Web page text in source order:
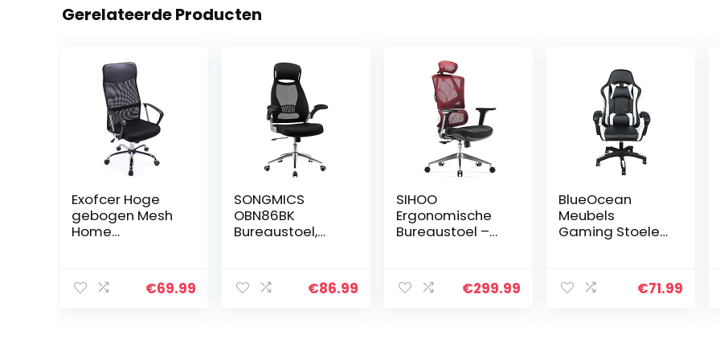
Gerelateerde Producten
Exofcer Hoge
gebogen Mesh
Home
Computer Stoel
in hoogte
€69.99
SONGMICS
OBN86BK
Bureaustoel,
el met
hoofdsteun,€86.99
SIHOO
Ergonomische
Bureaustoel –
Rugleuning met
in Hoogte €299.99
BlueOcean
Meubels
Gaming Stoelen
Bureaustoel met
rugsteun
€71.99